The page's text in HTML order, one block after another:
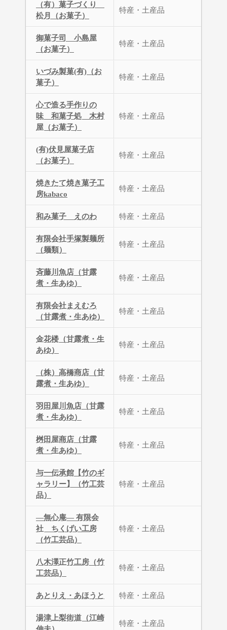
（有）菓子づくり
松月（お菓子）
特産・土産品
御菓子司 小島屋
（お菓子）
特産・土産品
いづみ製菓(有)（お
菓子）
特産・土産品
心で造る手作りの
味 和菓子処 木村
屋（お菓子）
特産・土産品
(有)伏見屋菓子店
（お菓子）
特産・土産品
焼きたて焼き菓子工
房kabaco
特産・土産品
和み菓子 えのわ 特産・土産品
有限会社手塚製麺所
（麺類）
特産・土産品
斉藤川魚店（甘露
煮・生あゆ）
特産・土産品
有限会社まえむろ
（甘露煮・生あゆ）
特産・土産品
金花楼（甘露煮・生
あゆ）
特産・土産品
（株）高橋商店（甘
露煮・生あゆ）
特産・土産品
羽田屋川魚店（甘露
煮・生あゆ）
特産・土産品
桝田屋商店（甘露
煮・生あゆ）
特産・土産品
与一伝承館【竹のギ
ャラリー】（竹工芸
品）
特産・土産品
―無心庵― 有限会
社 ちくげい工房
（竹工芸品）
特産・土産品
八木澤正竹工房（竹
工芸品）
特産・土産品
あとりえ・あほうと 特産・土産品
湯津上梨街道（江崎
特産・土産品